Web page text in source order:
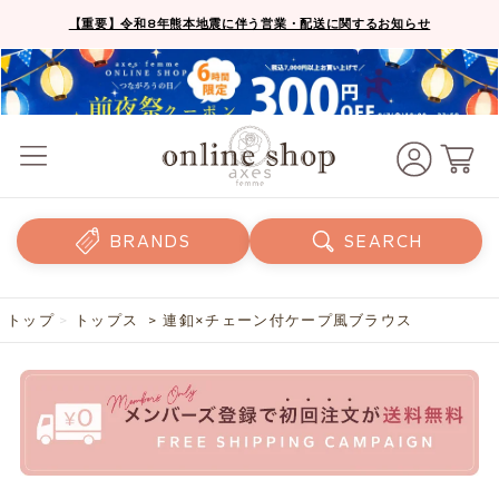
【重要】令和8年熊本地震に伴う営業・配送に関するお知らせ
BRANDS SEARCH
トップ > トップス > 連釦×チェーン付ケープ風ブラウス